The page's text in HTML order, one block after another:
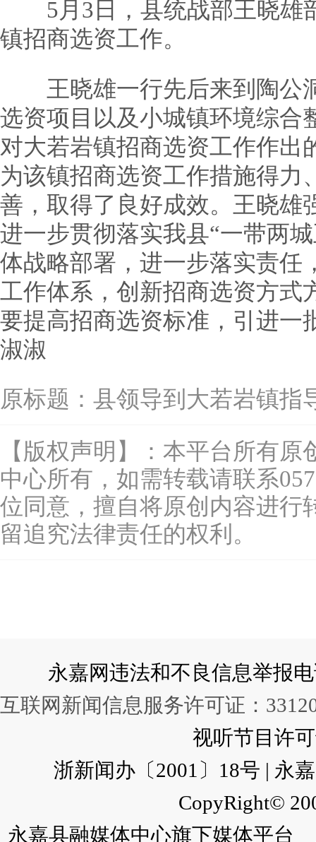
5月3日，县统战部王晓雄
镇招商选资工作。
王晓雄一行先后来到陶公
选资项目以及小城镇环境综合
对大若岩镇招商选资工作作出
为该镇招商选资工作措施得力
善，取得了良好成效。王晓雄
进一步贯彻落实我县“一带两
体战略部署，进一步落实责任
工作体系，创新招商选资方式
要提高招商选资标准，引进一
淑淑
原标题： 县领导到大若岩镇指
【版权声明】：本平台所有
中心所有，如需转载请联系
位同意，擅自将原创内容进行
留追究法律责任的权利。
永嘉网违法和不良信息举报
互联网新闻信息服务许可证：
视听节目许
浙新闻办〔2001〕18号 | 永
CopyRight©
永嘉县融媒体中心旗下媒体平